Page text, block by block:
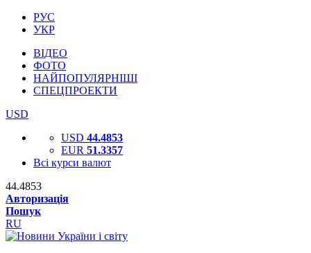
РУС
УКР
ВІДЕО
ФОТО
НАЙПОПУЛЯРНІШІ
СПЕЦПРОЕКТИ
USD
USD 44.4853
EUR 51.3357
Всі курси валют
44.4853
Авторизація
Пошук
RU